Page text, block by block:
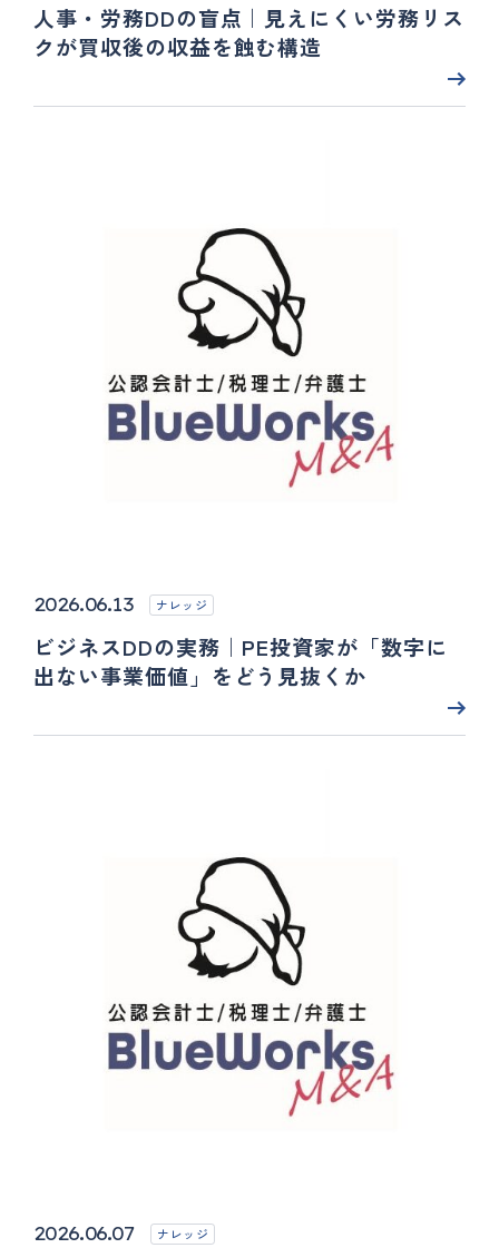
人事・労務DDの盲点｜見えにくい労務リス
クが買収後の収益を蝕む構造
2026.06.13 ナレッジ
ビジネスDDの実務｜PE投資家が「数字に
出ない事業価値」をどう見抜くか
2026.06.07 ナレッジ